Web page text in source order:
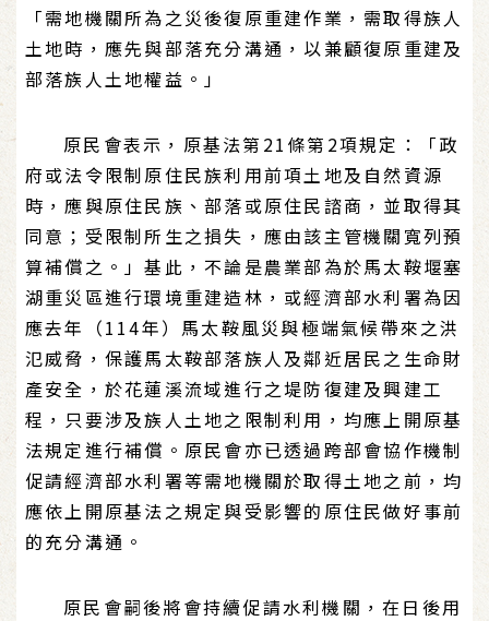
「需地機關所為之災後復原重建作業，需取得族人
土地時，應先與部落充分溝通，以兼顧復原重建及
部落族人土地權益。」
原民會表示，原基法第21條第2項規定：「政
府或法令限制原住民族利用前項土地及自然資源
時，應與原住民族、部落或原住民諮商，並取得其
同意；受限制所生之損失，應由該主管機關寬列預
算補償之。」基此，不論是農業部為於馬太鞍堰塞
湖重災區進行環境重建造林，或經濟部水利署為因
應去年（114年）馬太鞍風災與極端氣候帶來之洪
氾威脅，保護馬太鞍部落族人及鄰近居民之生命財
產安全，於花蓮溪流域進行之堤防復建及興建工
程，只要涉及族人土地之限制利用，均應上開原基
法規定進行補償。原民會亦已透過跨部會協作機制
促請經濟部水利署等需地機關於取得土地之前，均
應依上開原基法之規定與受影響的原住民做好事前
的充分溝通。
原民會嗣後將會持續促請水利機關，在日後用